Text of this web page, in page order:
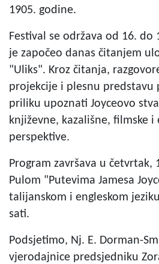
1905. godine.
Festival se održava od 16.
je započeo danas čitanjem
"Uliks". Kroz čitanja,
projekcije i plesnu predstavu
priliku upoznati Joyceovo
književne, kazališne, filmske i
perspektive.
Program završava u
Pulom "Putevima Jamesa
talijanskom i engleskom
sati.
Podsjetimo, Nj. E. Dorman-
vjerodajnice predsjedniku